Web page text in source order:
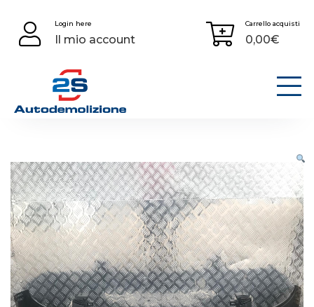
content
Login here
Il mio account
Carrello acquisti
0,00€